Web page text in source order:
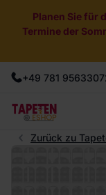
Planen Sie für
Termine der
+49 781
Zurück zu